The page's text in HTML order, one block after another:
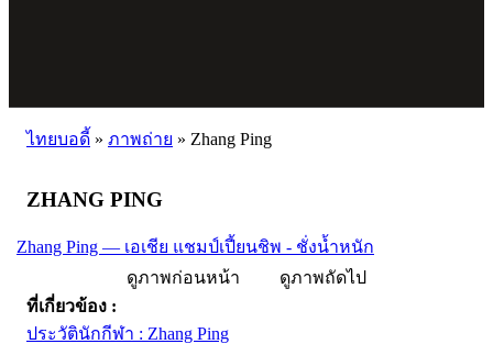
ไทยบอดี้ » ภาพถ่าย » Zhang Ping
ZHANG PING
Zhang Ping — เอเชีย แชมป์เปี้ยนชิพ - ชั่งน้ำหนัก
ดูภาพก่อนหน้า
ดูภาพถัดไป
ที่เกี่ยวข้อง :
ประวัตินักกีฬา : Zhang Ping